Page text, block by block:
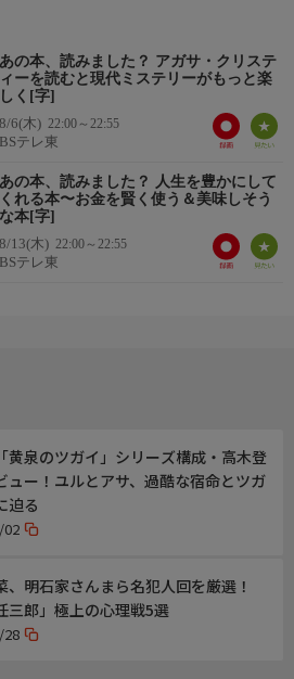
ウンサー)
がおくる読書エンターテインメント番
いたり鈴木保奈美が本屋に放たれた
会いにあふれた１時間！
あの本、読みました？ アガサ・クリステ
ィーを読むと現代ミステリーがもっと楽
しく[字]
8/6(木) 22:00～22:55
BSテレ東
あの本、読みました？ 人生を豊かにして
くれる本〜お金を賢く使う＆美味しそう
な本[字]
8/13(木) 22:00～22:55
BSテレ東
黄泉のツガイ」シリーズ構成・高木登
ュー！ユルとアサ、過酷な宿命とツガ
迫る
02
、明石家さんまら名犯人回を厳選！
三郎」極上の心理戦5選
28